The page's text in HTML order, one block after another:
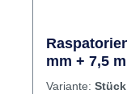
mm + 7,5
Variante: Stück